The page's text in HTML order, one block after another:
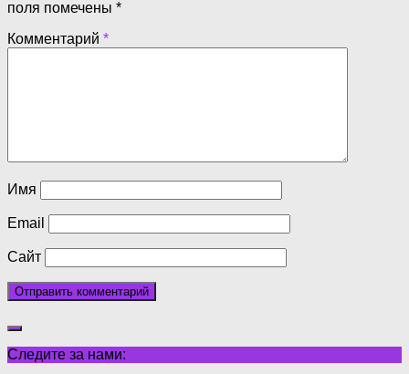
поля помечены *
Комментарий *
Имя
Email
Сайт
Следите за нами: